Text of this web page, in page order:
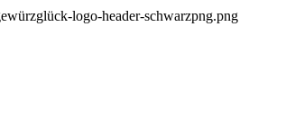
logo-header-schwarzpng.png